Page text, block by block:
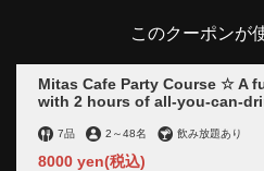
このクーポンが
Mitas Cafe Party Course ☆ A
with 2 hours of all-you-can-
7品 2 ～48名 飲み放題あり
8000 yen(税込)